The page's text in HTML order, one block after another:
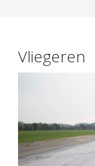
Vliegeren